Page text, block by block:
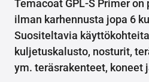
Temacoat GPL-S Primer
ilman karhennusta jopa 6
Suositeltavia
kuljetuskalusto, nosturit,
ym. teräsrakenteet, koneet